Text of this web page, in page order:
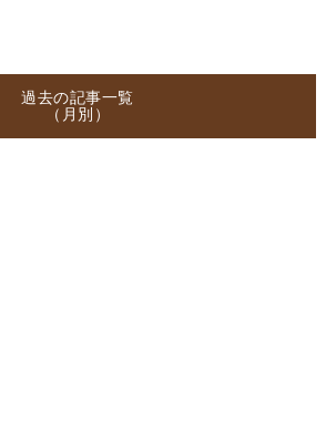
過去の記事一覧
（月別）